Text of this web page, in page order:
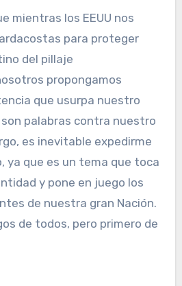
mientras los EEUU nos
para proteger
del pillaje
propongamos
que usurpa nuestro
palabras contra nuestro
es inevitable expedirme
ya que es un tema que toca
y pone en juego los
de nuestra gran Nación.
de todos, pero primero de